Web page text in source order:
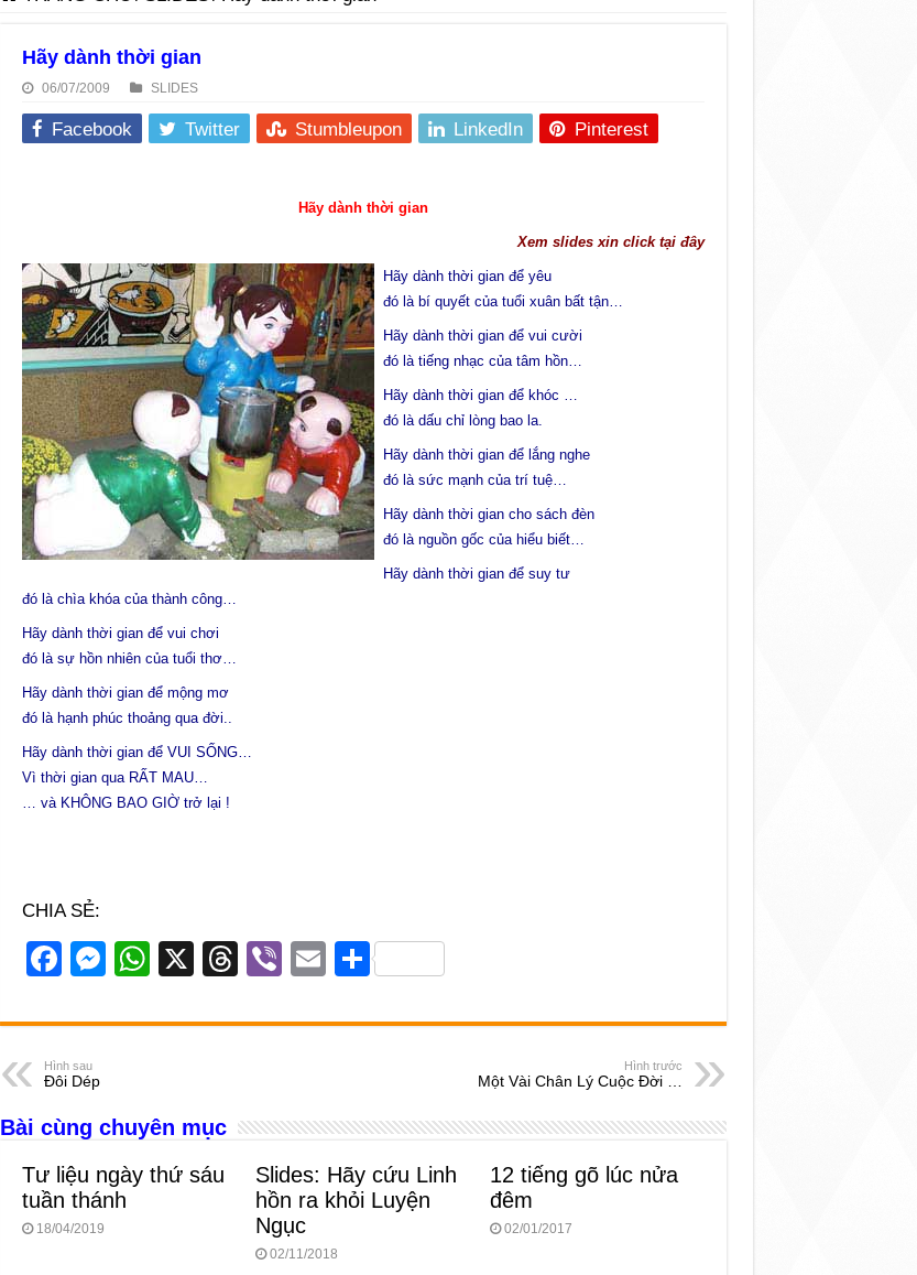
Hãy dành thời gian
06/07/2009 SLIDES
Facebook Twitter Stumbleupon LinkedIn Pinterest
Hãy dành thời gian
Xem slides xin click tại đây
Hãy dành thời gian để yêu
đó là bí quyết của tuổi xuân bất tận…
Hãy dành thời gian để vui cười
đó là tiếng nhạc của tâm hồn…
Hãy dành thời gian để khóc …
đó là dấu chỉ lòng bao la.
Hãy dành thời gian để lắng nghe
đó là sức mạnh của trí tuệ…
Hãy dành thời gian cho sách đèn
đó là nguồn gốc của hiểu biết…
Hãy dành thời gian để suy tư
đó là chìa khóa của thành công…
Hãy dành thời gian để vui chơi
đó là sự hồn nhiên của tuổi thơ…
Hãy dành thời gian để mộng mơ
đó là hạnh phúc thoảng qua đời..
Hãy dành thời gian để VUI SỐNG…
Vì thời gian qua RẤT MAU…
… và KHÔNG BAO GIỜ trở lại !
CHIA SẺ:
F
c
e
b
o
o
k
M
ss
g
er
W
at
p
p
X
T
e
s
Vi
er
E
ail
S
ar
Hình sau
Đôi Dép
Hình trước
Một Vài Chân Lý Cuộc Đời …
Bài cùng chuyên mục
Tư liệu ngày thứ sáu
tuần thánh
18/04/2019
Slides: Hãy cứu Linh
hồn ra khỏi Luyện
Ngục
02/11/2018
12 tiếng gõ lúc nửa
đêm
02/01/2017